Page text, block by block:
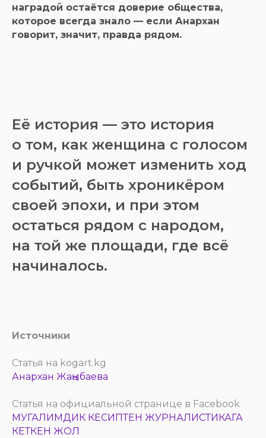
наградой остаётся доверие общества,
которое всегда знало — если Анархан
говорит, значит, правда рядом.
Её история — это история
о том, как женщина с голосом
и ручкой может изменить ход
событий, быть хроникёром
своей эпохи, и при этом
остаться рядом с народом,
на той же площади, где всё
начиналось.
Источники
Статья на kogart.kg
Анархан Жаңыбаева
Статья на официальной странице в Facebook
МУГАЛИМДИК КЕСИПТЕН ЖУРНАЛИСТИКАГА
КЕТКЕН ЖОЛ